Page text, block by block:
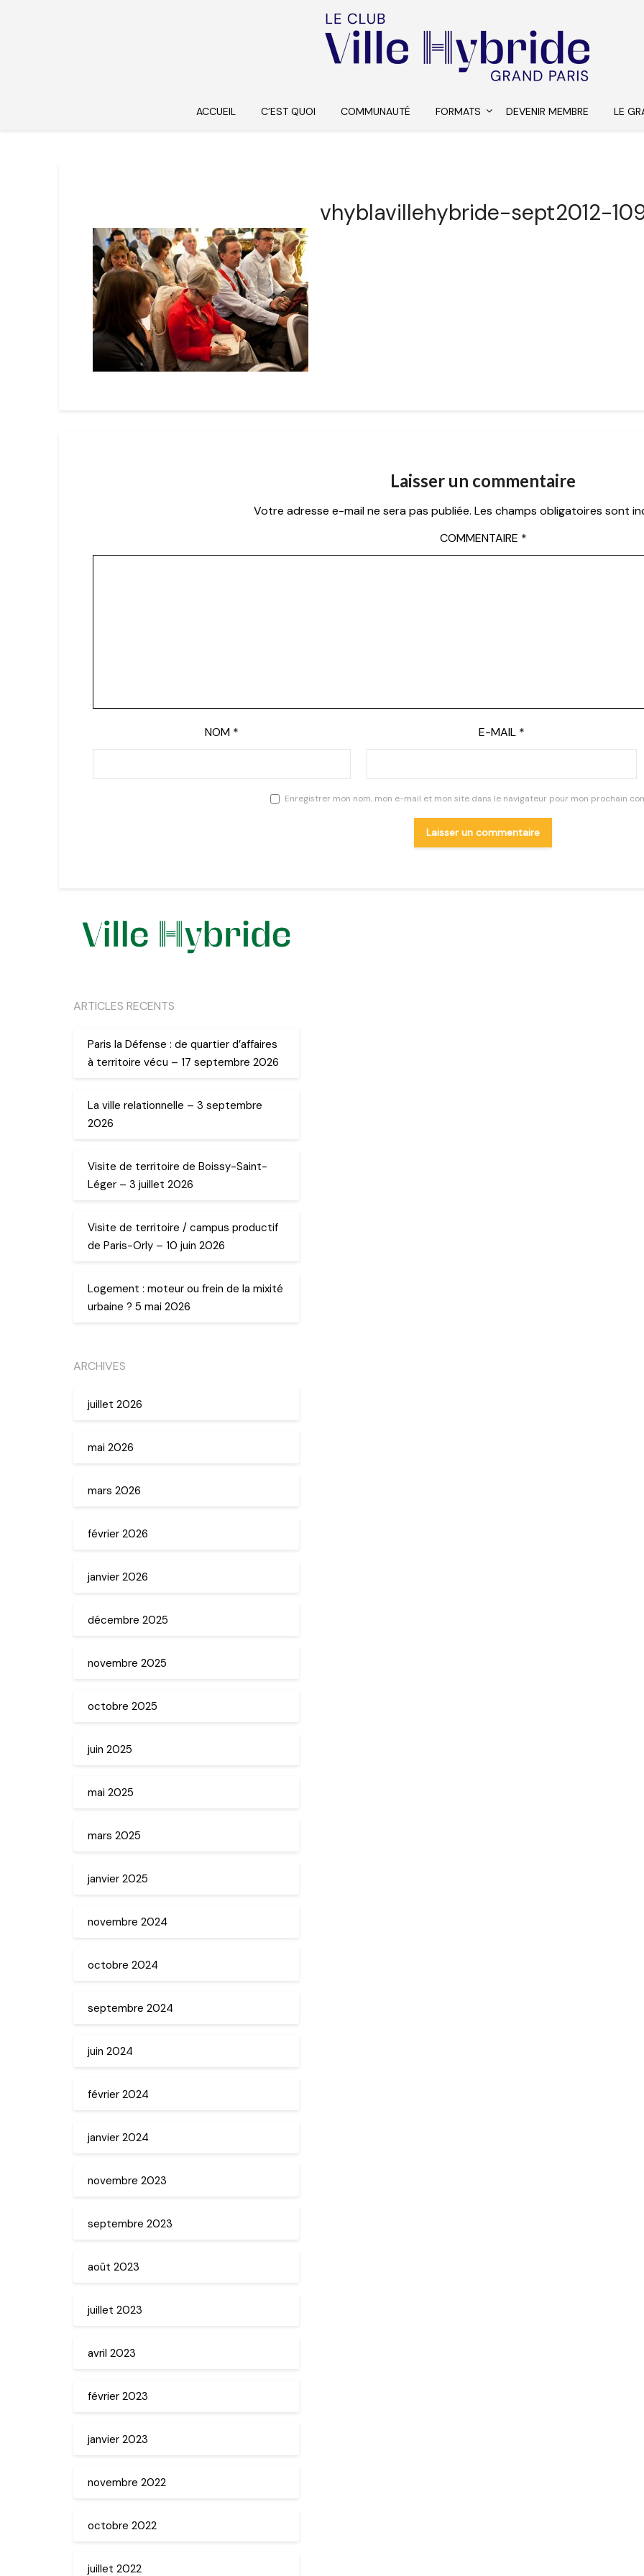
ACCUEIL C’EST QUOI COMMUNAUTÉ FORMATS DEVENIR MEMBRE LE
vhyblavillehybride-sept2012-
Laisser un commentaire
Votre adresse e-mail ne sera pas publiée. Les champs obligatoires sont
COMMENTAIRE *
NOM * E-MAIL *
Enregistrer mon nom, mon e-mail et mon site dans le navigateur pour mon prochain
ARTICLES RECENTS
Paris la Défense : de quartier d’affaires
à territoire vécu – 17 septembre 2026
La ville relationnelle – 3 septembre
2026
Visite de territoire de Boissy-Saint-
Léger – 3 juillet 2026
Visite de territoire / campus productif
de Paris-Orly – 10 juin 2026
Logement : moteur ou frein de la mixité
urbaine ? 5 mai 2026
ARCHIVES
juillet 2026
mai 2026
mars 2026
février 2026
janvier 2026
décembre 2025
novembre 2025
octobre 2025
juin 2025
mai 2025
mars 2025
janvier 2025
novembre 2024
octobre 2024
septembre 2024
juin 2024
février 2024
janvier 2024
novembre 2023
septembre 2023
août 2023
juillet 2023
avril 2023
février 2023
janvier 2023
novembre 2022
octobre 2022
juillet 2022